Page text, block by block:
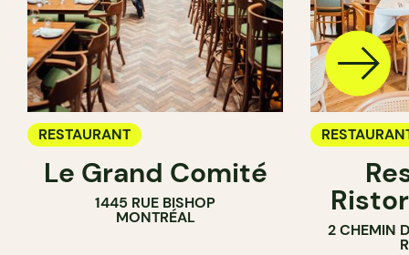
RESTAURANT
Le Grand Comité
1445 RUE BISHOP
MONTRÉAL
2 CHEMIN